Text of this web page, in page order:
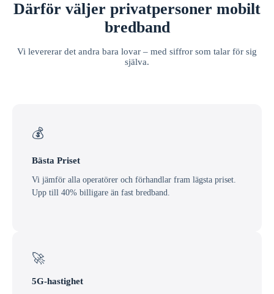
Därför väljer privatpersoner mobilt
bredband
Vi levererar det andra bara lovar – med siffror som talar för sig
själva.
💰
Bästa Priset
Vi jämför alla operatörer och förhandlar fram lägsta priset.
Upp till 40% billigare än fast bredband.
🚀
5G-hastighet